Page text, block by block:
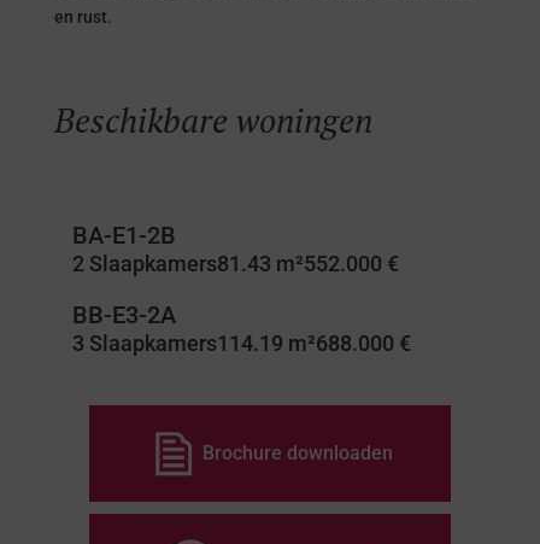
en rust.
Beschikbare woningen
BA-E1-2B
2 Slaapkamers81.43 m²552.000 €
BB-E3-2A
3 Slaapkamers114.19 m²688.000 €
Brochure downloaden